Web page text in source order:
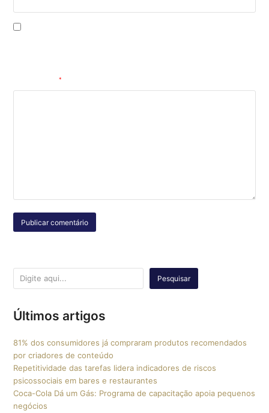
Comentário*
Pesquisar
Últimos artigos
81% dos consumidores já compraram produtos recomendados
por criadores de conteúdo
Repetitividade das tarefas lidera indicadores de riscos
psicossociais em bares e restaurantes
Coca-Cola Dá um Gás: Programa de capacitação apoia pequenos
negócios